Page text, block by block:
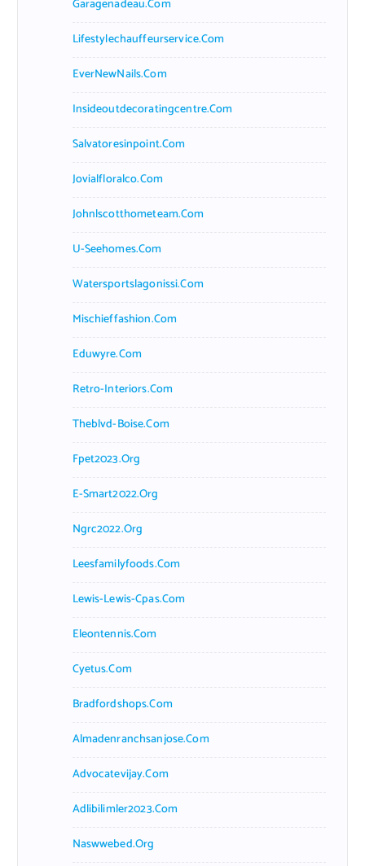
Garagenadeau.com
Lifestylechauffeurservice.com
EverNewNails.com
Insideoutdecoratingcentre.com
Salvatoresinpoint.com
Jovialfloralco.com
Johnlscotthometeam.com
U-Seehomes.com
Watersportslagonissi.com
Mischieffashion.com
Eduwyre.com
Retro-Interiors.com
Theblvd-Boise.com
Fpet2023.org
E-Smart2022.org
Ngrc2022.org
Leesfamilyfoods.com
Lewis-Lewis-Cpas.com
Eleontennis.com
Cyetus.com
Bradfordshops.com
Almadenranchsanjose.com
Advocatevijay.com
Adlibilimler2023.com
Naswwebed.org